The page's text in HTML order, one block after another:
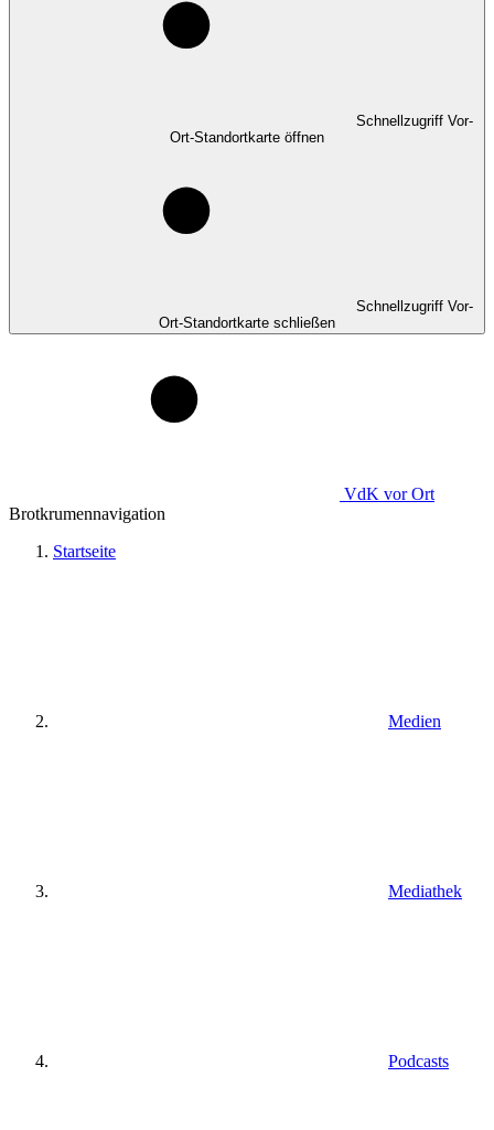
Schnellzugriff Vor-
Ort-Standortkarte öffnen
Schnellzugriff Vor-
Ort-Standortkarte schließen
VdK vor Ort
Brotkrumennavigation
Startseite
Medien
Mediathek
Podcasts